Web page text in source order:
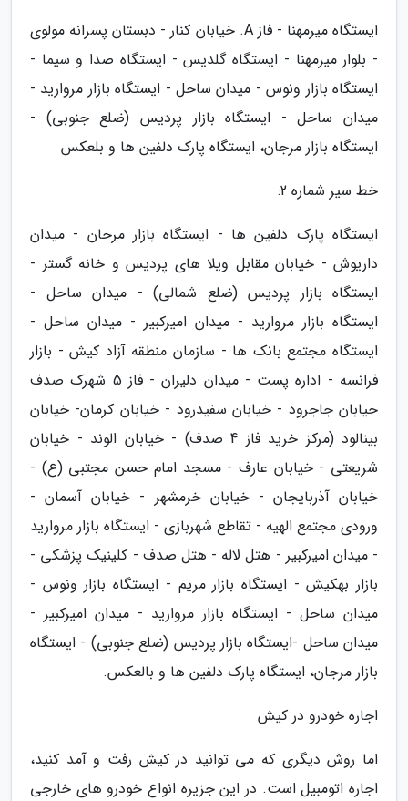
ایستگاه میرمهنا - فاز A. خیابان کنار - دبستان پسرانه مولوی
- بلوار میرمهنا - ایستگاه گلدیس - ایستگاه صدا و سیما -
ایستگاه بازار ونوس - میدان ساحل - ایستگاه بازار مروارید -
میدان ساحل - ایستگاه بازار پردیس (ضلع جنوبی) -
ایستگاه بازار مرجان، ایستگاه پارک دلفین ها و بلعکس
خط سیر شماره 2:
ایستگاه پارک دلفین ها - ایستگاه بازار مرجان - میدان
داریوش - خیابان مقابل ویلا های پردیس و خانه گستر -
ایستگاه بازار پردیس (ضلع شمالی) - میدان ساحل -
ایستگاه بازار مروارید - میدان امیرکبیر - میدان ساحل -
ایستگاه مجتمع بانک ها - سازمان منطقه آزاد کیش - بازار
فرانسه - اداره پست - میدان دلیران - فاز 5 شهرک صدف
خیابان جاجرود - خیابان سفیدرود - خیابان کرمان- خیابان
بینالود (مرکز خرید فاز 4 صدف) - خیابان الوند - خیابان
شریعتی - خیابان عارف - مسجد امام حسن مجتبی (ع) -
خیابان آذربایجان - خیابان خرمشهر - خیابان آسمان -
ورودی مجتمع الهیه - تقاطع شهربازی - ایستگاه بازار مروارید
- میدان امیرکبیر - هتل لاله - هتل صدف - کلینیک پزشکی -
بازار بهکیش - ایستگاه بازار مریم - ایستگاه بازار ونوس -
میدان ساحل - ایستگاه بازار مروارید - میدان امیرکبیر -
میدان ساحل -ایستگاه بازار پردیس (ضلع جنوبی) - ایستگاه
بازار مرجان، ایستگاه پارک دلفین ها و بالعکس.
اجاره خودرو در کیش
اما روش دیگری که می توانید در کیش رفت و آمد کنید،
اجاره اتومبیل است. در این جزیره انواع خودرو های خارجی